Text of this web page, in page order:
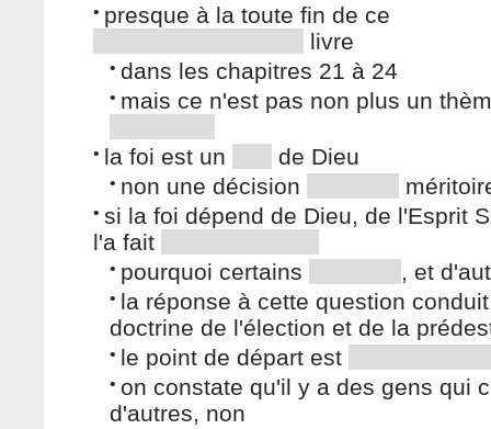
• presque à la toute fin de ce
livre
• dans les chapitres 21 à 24
• mais ce n'est pas non plus un
• la foi est un de Dieu
• non une décision
• si la foi dépend de Dieu, de l'Esprit
l'a fait
• pourquoi certains , et
• la réponse à cette question
doctrine de l'élection et de la
• le point de départ est
• on constate qu'il y a des gens qui
d'autres, non